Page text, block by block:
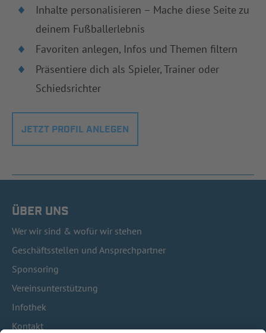
Inhalte personalisieren – Mache diese Seite zu
deinem Fußballerlebnis
Favoriten anlegen, Infos und Themen filtern
Präsentiere dich als Spieler, Trainer oder
Schiedsrichter
JETZT PROFIL ANLEGEN
ÜBER UNS
Wer wir sind & wofür wir stehen
Geschäftsstellen und Ansprechpartner
Sponsoring
Vereinsunterstützung
Infothek
Kontakt